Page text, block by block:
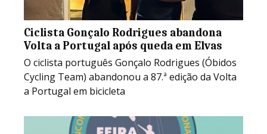
Ciclista Gonçalo Rodrigues abandona
Volta a Portugal após queda em Elvas
O ciclista português Gonçalo Rodrigues (Óbidos
Cycling Team) abandonou a 87.ª edição da Volta
a Portugal em bicicleta